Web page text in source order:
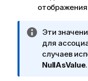
П
р
и
м
Эти
для
случаев
NullAsValue.